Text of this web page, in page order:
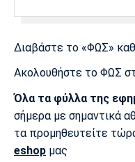
Ίντερ
Μπορούσια
Διαβάστε το «ΦΩΣ»
Ακολουθήστε το ΦΩΣ
Όλα τα φύλλα της
σήμερα με σημαντικά
τα προμηθευτείτε
eshop μας